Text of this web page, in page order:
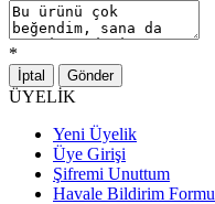
*
İptal Gönder
ÜYELİK
Yeni Üyelik
Üye Girişi
Şifremi Unuttum
Havale Bildirim Formu